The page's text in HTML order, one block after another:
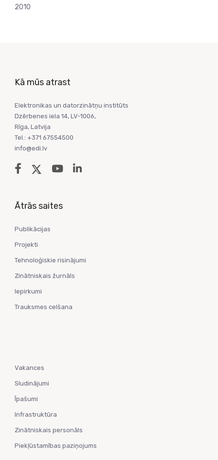
2010
Kā mūs atrast
Elektronikas un datorzinātņu institūts
Dzērbenes iela 14, LV-1006,
Rīga, Latvija
Tel.: +371 67554500
info@edi.lv
Ātrās saites
Publikācijas
Projekti
Tehnoloģiskie risinājumi
Zinātniskais žurnāls
Iepirkumi
Trauksmes celšana
Vakances
Sludinājumi
Īpašumi
Infrastruktūra
Zinātniskais personāls
Piekļūstamības paziņojums